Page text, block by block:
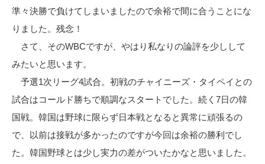
準々決勝で負けてしまいましたので余裕で間に合うことにな
りました。残念！
さて、そのWBCですが、やはり私なりの論評を少しして
みたいと思います。
予選1次リーグ4試合。初戦のチャイニーズ・タイペイとの
試合はコールド勝ちで順調なスタートでした。続く7日の韓
国戦。韓国は野球に限らず日本戦となると異常に頑張るの
で、以前は接戦が多かったのですが今回は余裕の勝利でし
た。韓国野球とは少し実力の差がついたかなと思いました。